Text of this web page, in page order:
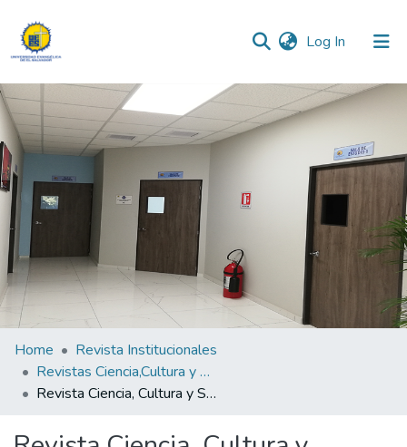
Log In (current)
Communities & Collections
All of DSpace
Statistics
Home
Revista Institucionales
Revistas Ciencia,Cultura y Sociedad
Revista Ciencia, Cultura y Sociedad Vol.1 N°1